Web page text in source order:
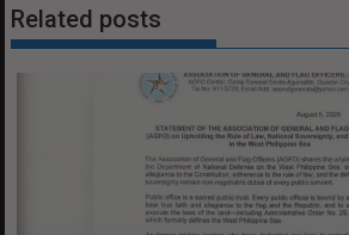
Related posts